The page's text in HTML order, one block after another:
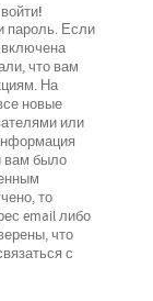
пароль. Если
что вам
На
новые
или
вам было
то
email либо
что
с